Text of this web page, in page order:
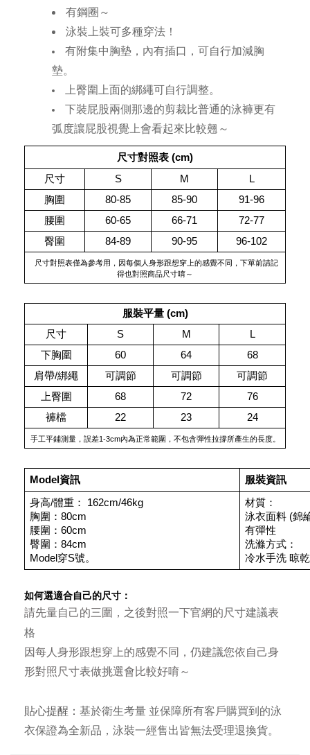
有鋼圈～
泳裝上裝可多種穿法！
有附集中胸墊，內有插口，可自行加減胸
墊。
上臀圍上面的綁繩可自行調整。
下裝屁股兩側那邊的剪裁比普通的泳褲更有
弧度讓屁股視覺上會看起來比較翹～
尺寸對照表 (cm)
尺寸
S M
L
胸圍
80-85 85-90
91-96
腰圍
60-65 66-71
72-77
臀圍
84-89 90-95 96-102
得也對照商品尺寸唷～
服裝平量 (cm)
尺寸
S M
L
下胸圍
60 64
68
肩帶/綁繩
可調節 可調節
可調節
上臀圍
68 72
76
褲檔
22 23 24
手工平鋪測量，誤差1-3cm內為正常範圍，不包含彈性拉撐所產生的長度。
Model資訊 服裝資訊
身高/體重： 162cm/46kg
胸圍：80cm
腰圍：60cm
臀圍：84cm
Model穿S號。
材質：
泳衣面料 (錦
有彈性
洗滌方式：
冷水手洗 晾乾
如何選適合自己的尺寸：
請先量自己的三圍，之後對照一下官網的尺寸建議表
格
因每人身形跟想穿上的感覺不同，仍建議您依自己身
形對照尺寸表做挑選會比較好唷～
貼心提醒： 基於衛生考量 並保障所有客戶購買到的泳
衣保證為全新品，泳裝一經售出皆無法受理退換貨。